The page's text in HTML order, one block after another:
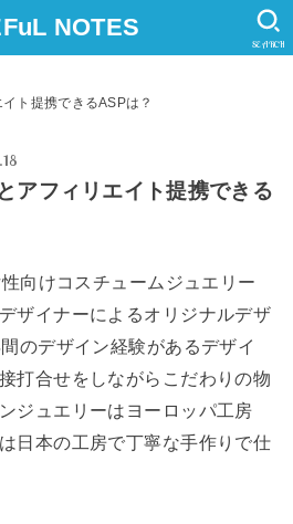
NOTES
SEARCH
ト提携できるASPは？
アフィリエイト提携できる
向けコスチュームジュエリー
ザイナーによるオリジナルデザ
のデザイン経験があるデザイ
打合せをしながらこだわりの物
ジュエリーはヨーロッパ工房
日本の工房で丁寧な手作りで仕